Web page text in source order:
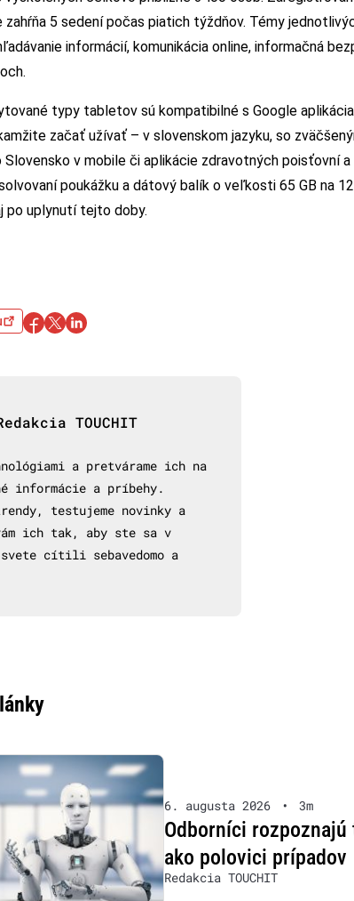
zahŕňa 5 sedení počas piatich týždňov. Témy
informácií, komunikácia online, informačná
typy tabletov sú kompatibilné s Google
začať užívať – v slovenskom jazyku, so
Slovensko v mobile či aplikácie zdravotných poisťovní
poukážku a dátový balík o veľkosti 65 GB na
po uplynutí tejto doby.
TOUCHIT
a pretvárame ich na
informácie a príbehy.
testujeme novinky a
ich tak, aby ste sa v
cítili sebavedomo a
6. augusta 2026 • 3m
Odborníci rozpoznajú
ako polovici prípadov
Redakcia TOUCHIT